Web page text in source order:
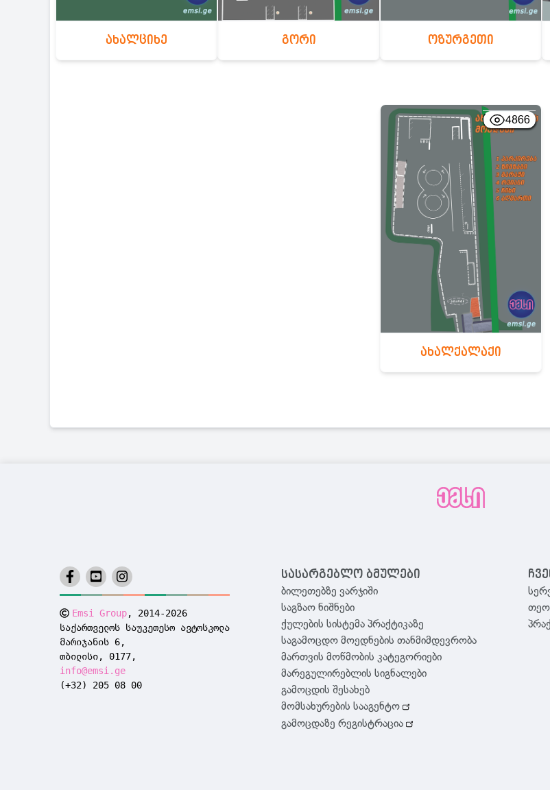
ახალციხე გორი ოზურგეთი
4866
ახალქალაქი
Emsi Group, 2014-2026
საქართველოს საუკეთესო ავტოსკოლა
მარიჯანის 6,
თბილისი, 0177,
info@emsi.ge
(+32) 205 08 00
სასარგებლო ბმულები
ბილეთებზე ვარჯიში
საგზაო ნიშნები
ქულების სისტემა პრაქტიკაზე
საგამოცდო მოედნების თანმიმდევრობა
მართვის მოწმობის კატეგორიები
მარეგულირებლის სიგნალები
გამოცდის შესახებ
მომსახურების სააგენტო
გამოცდაზე რეგისტრაცია